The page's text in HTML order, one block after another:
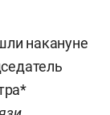
накануне